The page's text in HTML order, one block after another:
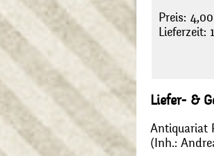
Preis:
Lieferzeit:
Liefer- &
Antiquariat
(Inh.: